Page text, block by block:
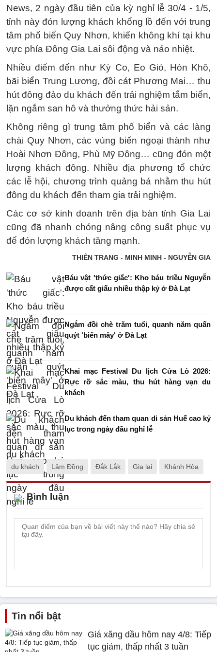
News, 2 ngày đầu tiên của kỳ nghỉ lễ 30/4 - 1/5,
tỉnh này đón lượng khách khổng lồ đến với trung
tâm phố biển Quy Nhơn, khiến không khí tại khu
vực phía Đông Gia Lai sôi động và náo nhiệt.
Nhiều điểm đến như Kỳ Co, Eo Gió, Hòn Khô,
bãi biển Trung Lương, đồi cát Phương Mai… thu
hút đông đảo du khách đến trải nghiệm tắm biển,
lặn ngắm san hô và thưởng thức hải sản.
Không riêng gì trung tâm phố biển và các làng
chài Quy Nhơn, các vùng biển ngoại thành như
Hoài Nhơn Đông, Phù Mỹ Đông… cũng đón một
lượng khách đông. Nhiều địa phương tổ chức
các lễ hội, chương trình quảng bá nhằm thu hút
đông du khách đến tham gia trải nghiệm.
Các cơ sở kinh doanh trên địa bàn tỉnh Gia Lai
cũng đã nhanh chóng nâng công suất phục vụ
để đón lượng khách tăng mạnh.
THIÊN TRANG - MINH MINH - NGUYỄN GIA
Báu vật 'thức giấc': Kho báu triều Nguyễn
được cất giấu nhiều thập kỷ ở Đà Lạt
Ngắm đồi chè trăm tuổi, quanh năm quấn
quýt 'biển mây' ở Đà Lạt
Khai mạc Festival Du lịch Cửa Lò 2026:
Rực rỡ sắc màu, thu hút hàng vạn du
khách
Du khách đến tham quan di sản Huế cao kỷ
lục trong ngày đầu nghỉ lễ
du khách Lâm Đồng Đắk Lắk Gia lai Khánh Hòa
Bình luận
Tin nổi bật
Giá xăng dầu hôm nay 4/8: Tiếp
tục giảm, thấp nhất 3 tuần